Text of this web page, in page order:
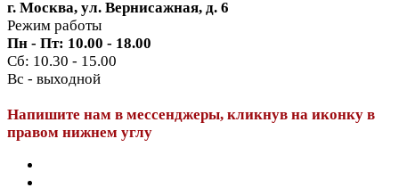
г. Москва, ул. Вернисажная, д. 6
Режим работы
Пн - Пт: 10.00 - 18.00
Сб: 10.30 - 15.00
Вс - выходной
Напишите нам в мессенджеры, кликнув на иконку в
правом нижнем углу